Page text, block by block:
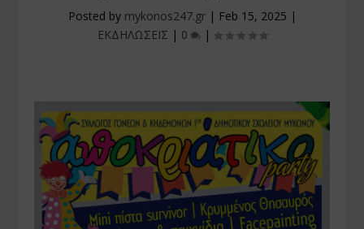
Posted by mykonos247.gr| Feb 15, 2025 |
ΕΚΔΗΛΩΣΕΙΣ | 0 |